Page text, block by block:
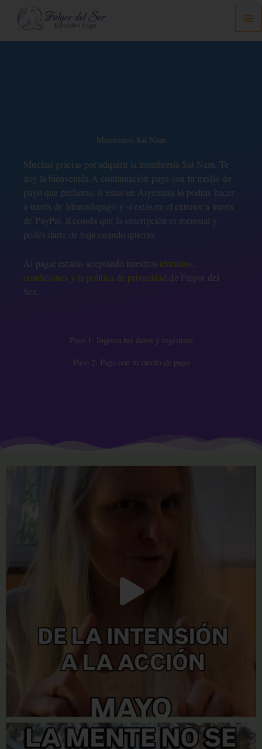
contenido
Membresía Sat Nam
Muchas gracias por adquirir la membresía Sat Nam. Te
doy la bienvenida A continuación paga con tu medio de
pago que prefieras, si estas en Argentina lo podrás hacer
a través de Mercadopago y si estas en el exterior a través
de PayPal. Recorda que la suscripción es mensual y
podés darte de baja cuando quieras.
Al pagar estarás aceptando nuestros términos,
condiciones y la política de privacidad de Fulgor del
Ser.
Paso 1: Ingresa tus datos y regístrate
Paso 2: Paga con tu medio de pago